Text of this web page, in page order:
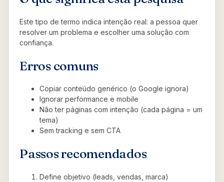
Este tipo de termo indica intenção real: a pessoa quer
resolver um problema e escolher uma solução com
confiança.
Erros comuns
Copiar conteúdo genérico (o Google ignora)
Ignorar performance e mobile
Não ter páginas com intenção (cada página = um
tema)
Sem tracking e sem CTA
Passos recomendados
Define objetivo (leads, vendas, marca)